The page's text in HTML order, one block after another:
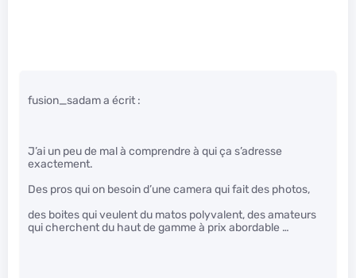
fusion_sadam a écrit :
J’ai un peu de mal à comprendre à qui ça s’adresse
exactement.
Des pros qui on besoin d’une camera qui fait des photos,
des boites qui veulent du matos polyvalent, des amateurs
qui cherchent du haut de gamme à prix abordable …